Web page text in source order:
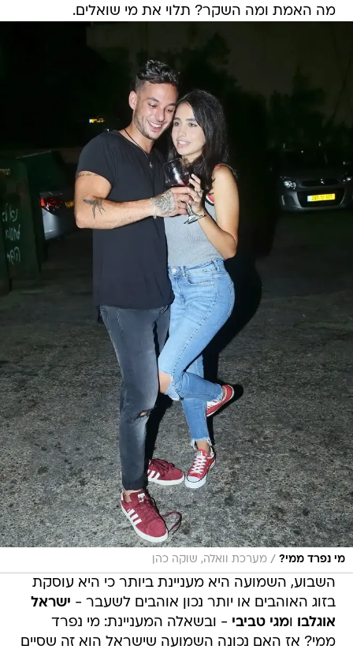
מה האמת ומה השקר? תלוי את מי שואלים.
מי נפרד ממי? / מערכת וואלה, שוקה כהן
השבוע, השמועה היא מעניינת ביותר כי היא עוסקת
בזוג האוהבים או יותר נכון אוהבים לשעבר - ישראל
אוגלבו ומגי טביבי - ובשאלה המעניינת: מי נפרד
ממי? אז האם נכונה השמועה שישראל הוא זה שסיים